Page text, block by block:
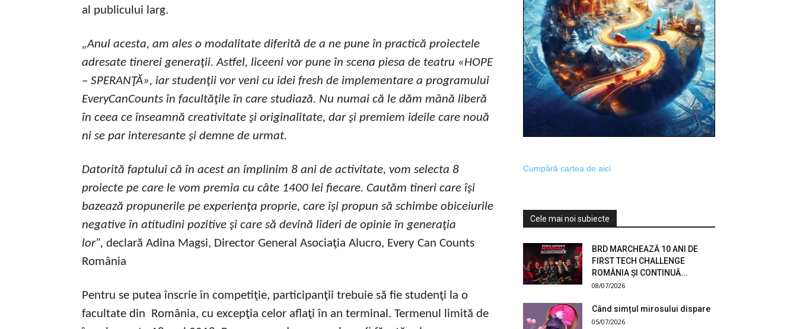
al publicului larg.
„Anul acesta, am ales o modalitate diferită de a ne pune în practică proiectele
adresate tinerei generaţii. Astfel, liceeni vor pune în scena piesa de teatru «HOPE
– SPERANŢĂ», iar studenţii vor veni cu idei fresh de implementare a programului
EveryCanCounts în facultăţile în care studiază. Nu numai că le dăm mână liberă
în ceea ce înseamnă creativitate şi originalitate, dar şi premiem ideile care nouă
ni se par interesante şi demne de urmat.
Datorită faptului că în acest an împlinim 8 ani de activitate, vom selecta 8
proiecte pe care le vom premia cu câte 1400 lei fiecare. Cautăm tineri care îşi
bazează propunerile pe experienţa proprie, care îşi propun să schimbe obiceiurile
negative în atitudini pozitive şi care să devină lideri de opinie în generaţia
lor”, declară Adina Magsi, Director General Asociaţia Alucro, Every Can Counts
România
Pentru se putea înscrie în competiţie, participanţii trebuie să fie studenţi la o
facultate din România, cu excepţia celor aflaţi în an terminal. Termenul limită de
Cumpără cartea de aici
Cele mai noi subiecte
BRD MARCHEAZĂ 10 ANI DE
FIRST TECH CHALLENGE
ROMÂNIA ȘI CONTINUĂ...
08/07/2026
Când simțul mirosului dispare
05/07/2026